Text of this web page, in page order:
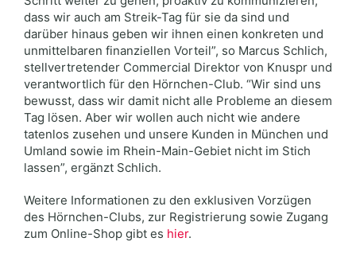
dass wir auch am Streik-Tag für sie da sind und
darüber hinaus geben wir ihnen einen konkreten und
unmittelbaren finanziellen Vorteil”, so Marcus Schlich,
stellvertretender Commercial Direktor von Knuspr und
verantwortlich für den Hörnchen-Club. “Wir sind uns
bewusst, dass wir damit nicht alle Probleme an diesem
Tag lösen. Aber wir wollen auch nicht wie andere
tatenlos zusehen und unsere Kunden in München und
Umland sowie im Rhein-Main-Gebiet nicht im Stich
lassen”, ergänzt Schlich.
Weitere Informationen zu den exklusiven Vorzügen
des Hörnchen-Clubs, zur Registrierung sowie Zugang
zum Online-Shop gibt es hier.